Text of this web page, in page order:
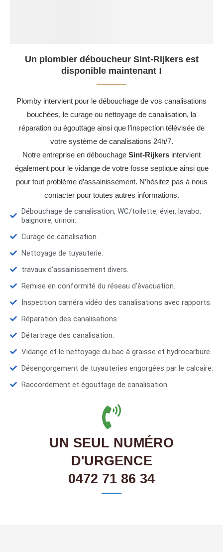
Un plombier déboucheur Sint-Rijkers est
disponible maintenant !
Plomby intervient pour le débouchage de vos canalisations
bouchées, le curage ou nettoyage de canalisation, la
réparation ou égouttage ainsi que l’inspection télévisée de
votre système de canalisations 24h/7.
Notre entreprise en débouchage Sint-Rijkers intervient
également pour le vidange de votre fosse septique ainsi que
pour tout problème d’assainissement. N’hésitez pas à nous
contacter pour toutes autres informations.
Débouchage de canalisation, WC/toilette, évier, lavabo,
baignoire, urinoir.
Curage de canalisation.
Nettoyage de tuyauterie.
travaux d’assainissement divers.
Remise en conformité du réseau d'évacuation.
Inspection caméra vidéo des canalisations avec rapports.
Réparation des canalisations.
Détartrage des canalisation.
Vidange et le nettoyage du bac à graisse et hydrocarbure.
Désengorgement de tuyauteries engorgées par le calcaire.
Raccordement et égouttage de canalisation.
UN SEUL NUMÉRO
D'URGENCE
0472 71 86 34